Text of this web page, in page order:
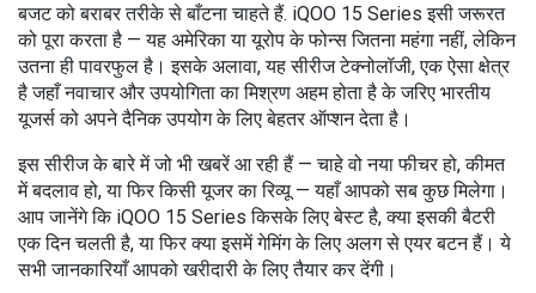
बजट को बराबर तरीके से बाँटना चाहते हैं. iQOO 15 Series इसी जरूरत
को पूरा करता है — यह अमेरिका या यूरोप के फोन्स जितना महंगा नहीं, लेकिन
उतना ही पावरफुल है। इसके अलावा, यह सीरीजटेक्नोलॉजी,एक ऐसा क्षेत्र
है जहाँ नवाचार और उपयोगिता का मिश्रण अहम होता हैके जरिए भारतीय
यूजर्स को अपने दैनिक उपयोग के लिए बेहतर ऑप्शन देता है।
इस सीरीज के बारे में जो भी खबरें आ रही हैं — चाहे वो नया फीचर हो, कीमत
में बदलाव हो, या फिर किसी यूजर का रिव्यू — यहाँ आपको सब कुछ मिलेगा।
आप जानेंगे कि iQOO 15 Series किसके लिए बेस्ट है, क्या इसकी बैटरी
एक दिन चलती है, या फिर क्या इसमें गेमिंग के लिए अलग से एयर बटन हैं। ये
सभी जानकारियाँ आपको खरीदारी के लिए तैयार कर देंगी।